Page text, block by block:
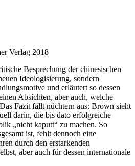
Verlag 2018
Besprechung der chinesischen
Ideologisierung, sondern
und erläutert so dessen
Absichten, aber auch, welche
Fazit fällt nüchtern aus: Brown sieht
darin, die bis dato erfolgreiche
„nicht kaputt“ zu machen. So
ist, fehlt dennoch eine
durch den erstarkenden
aber auch für dessen internationale